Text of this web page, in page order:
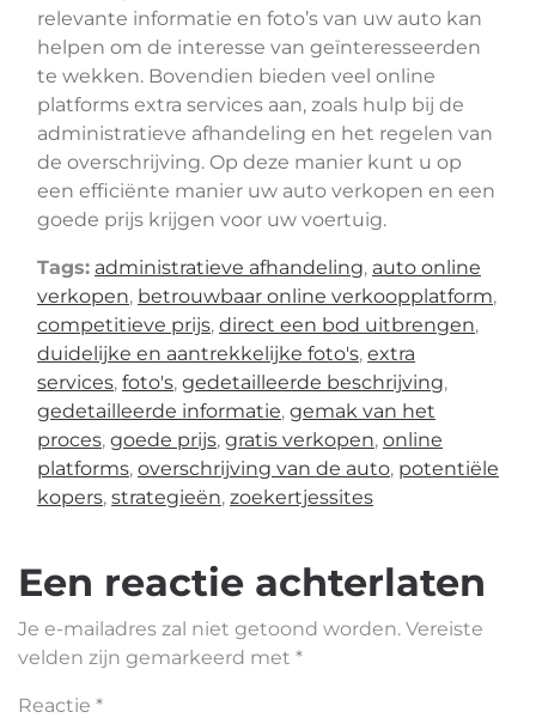
relevante informatie en foto’s van uw auto kan
helpen om de interesse van geïnteresseerden
te wekken. Bovendien bieden veel online
platforms extra services aan, zoals hulp bij de
administratieve afhandeling en het regelen van
de overschrijving. Op deze manier kunt u op
een efficiënte manier uw auto verkopen en een
goede prijs krijgen voor uw voertuig.
Tags: administratieve afhandeling, auto online
verkopen, betrouwbaar online verkoopplatform,
competitieve prijs, direct een bod uitbrengen,
duidelijke en aantrekkelijke foto's, extra
services, foto's, gedetailleerde beschrijving,
gedetailleerde informatie, gemak van het
proces, goede prijs, gratis verkopen, online
platforms, overschrijving van de auto, potentiële
kopers, strategieën, zoekertjessites
Een reactie achterlaten
Je e-mailadres zal niet getoond worden. Vereiste
velden zijn gemarkeerd met *
Reactie *